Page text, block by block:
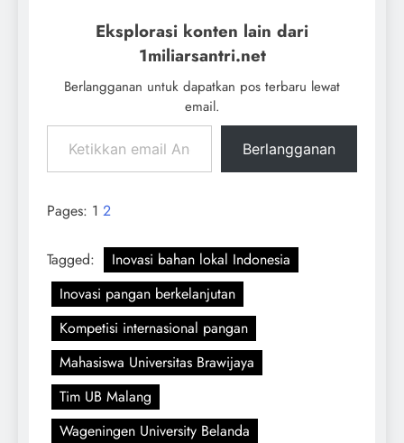
Eksplorasi konten lain dari
1miliarsantri.net
Berlangganan untuk dapatkan pos terbaru lewat
email.
Berlangganan
Pages: 1 2
Tagged:
Inovasi bahan lokal Indonesia
Inovasi pangan berkelanjutan
Kompetisi internasional pangan
Mahasiswa Universitas Brawijaya
Tim UB Malang
Wageningen University Belanda